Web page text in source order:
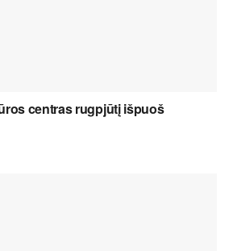
centras rugpjūtį išpuoš